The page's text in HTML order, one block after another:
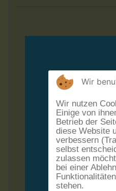
Wir
Wir nutzen
Einige von
Betrieb der
diese Website
verbessern
selbst
zulassen
bei einer
stehen.